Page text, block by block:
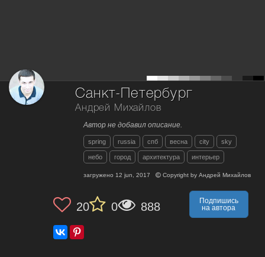
Санкт-Петербург
Андрей Михайлов
Автор не добавил описание.
spring russia спб весна city sky
небо город архитектура интерьер
загружено 12 jun, 2017 Copyright by Андрей Михайлов
20 0 888
Подпишись
на автора